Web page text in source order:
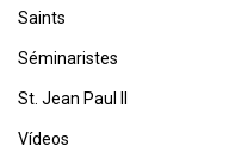
Saints
Séminaristes
St. Jean Paul II
Vídeos